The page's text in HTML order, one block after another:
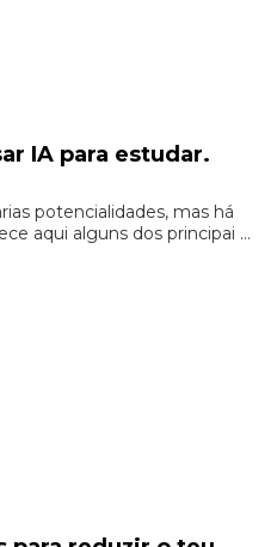
IA para estudar.
potencialidades, mas há
aqui alguns dos principai ...